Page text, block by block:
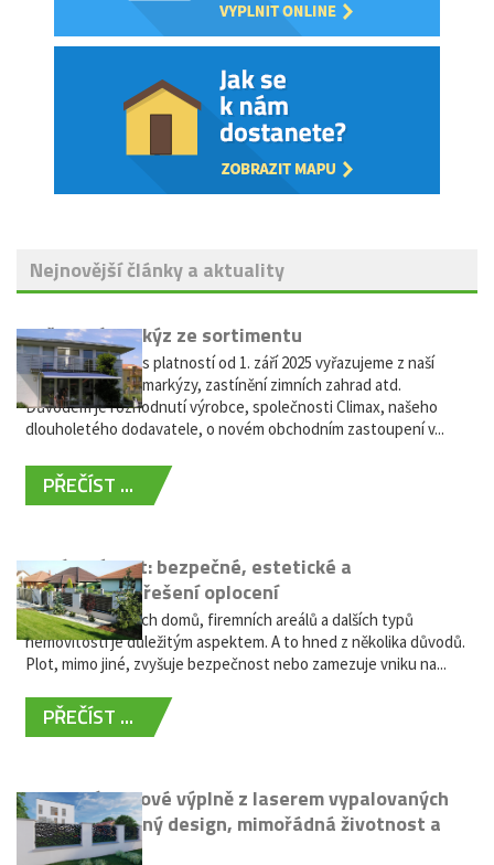
Nejnovější články a aktuality
Vyřazení markýz ze sortimentu
Vážení zákazníci, s platností od 1. září 2025 vyřazujeme z naší
nabídky výsuvné markýzy, zastínění zimních zahrad atd.
Důvodem je rozhodnutí výrobce, společnosti Climax, našeho
dlouholetého dodavatele, o novém obchodním zastoupení v...
PŘEČÍST ...
Hliníkový plot: bezpečné, estetické a
bezúdržbové řešení oplocení
Oplocení rodinných domů, firemních areálů a dalších typů
nemovitostí je důležitým aspektem. A to hned z několika důvodů.
Plot, mimo jiné, zvyšuje bezpečnost nebo zamezuje vniku na...
PŘEČÍST ...
Moderní plotové výplně z laserem vypalovaných
kovů: výjimečný design, mimořádná životnost a
žádná údržba